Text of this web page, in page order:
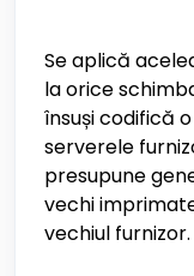
Se aplică
la orice
însuși codifică
serverele
presupune
vechi
vechiul furnizor.